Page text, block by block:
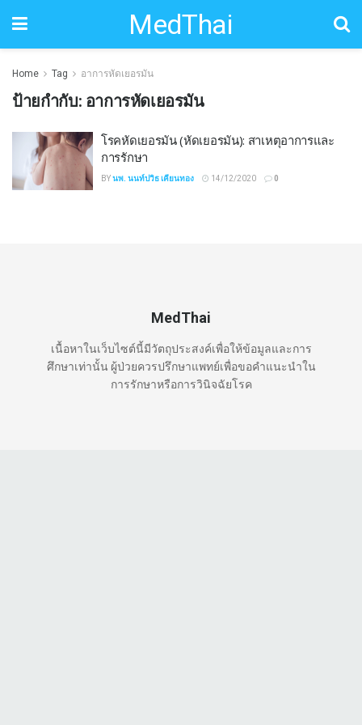
MedThai
Home Tag อาการหัดเยอรมัน
ป้ายกำกับ: อาการหัดเยอรมัน
โรคหัดเยอรมัน (หัดเยอรมัน): สาเหตุอาการและ
การรักษา
BYนพ. นนท์ปวิธ เคียนทอง 14/12/2020 0
MedThai
เนื้อหาในเว็บไซต์นี้มีวัตถุประสงค์เพื่อให้ข้อมูลและการ
ศึกษาเท่านั้น ผู้ป่วยควรปรึกษาแพทย์เพื่อขอคำแนะนำใน
การรักษาหรือการวินิจฉัยโรค